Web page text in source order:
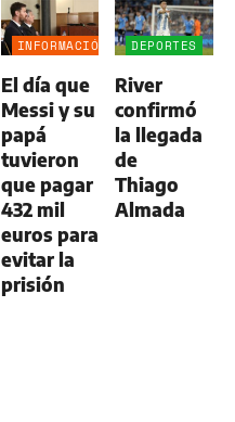
INFORMACIÓN
El día que
Messi y su
papá
tuvieron
que pagar
432 mil
euros para
evitar la
prisión
DEPORTES
River
confirmó
la llegada
de
Thiago
Almada